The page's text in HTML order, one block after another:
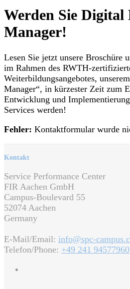
Werden Sie Digital
Manager!
Lesen Sie jetzt unsere Broschüre
im Rahmen des RWTH-
Weiterbildungsangebotes,
Manager“, in kürzester Zeit zum
Entwicklung und
Services werden!
Fehler: Kontaktformular wurde
Kontakt
Service Performance Center
FIR Aachen GmbH
Campus-Boulevard 55
52074 Aachen
Germany
E-Mail/Email: info@spc-
Telefon/Phone: +49 241 94577960